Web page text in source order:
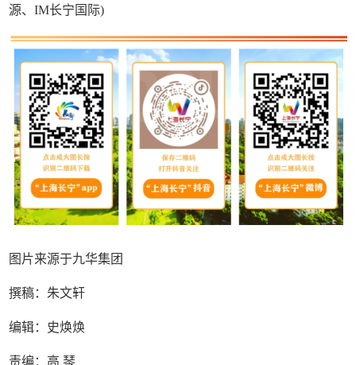
源、IM长宁国际)
图片来源于九华集团
撰稿：朱文轩
编辑：史焕焕
责编：高 琴